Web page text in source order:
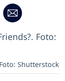
Shutterstock